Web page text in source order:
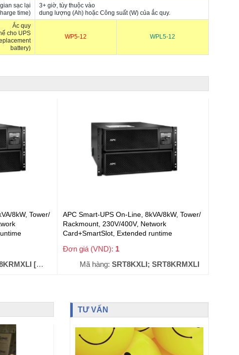
sạc lại
time)
3+ giờ, tùy thuộc vào
dung lượng (Ah) hoặc Công suất (W) của ắc quy.
Ắc quy
cho UPS
battery)
WP5-12 WPL5-12
8kW, Tower/
[USED UPS]
APC Smart-UPS On-Line, 8kVA/8kW, Tower/
Rackmount, 230V/400V, Network
Card+SmartSlot, Extended runtime
PMITE, SRT8KRMXLI-PMITE)
Đơn giá (VND): 1
Mã hàng: SRT8KXLI; SRT8KRMXLI
TƯ VẤN